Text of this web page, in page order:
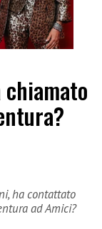
ha contattato
ad Amici?